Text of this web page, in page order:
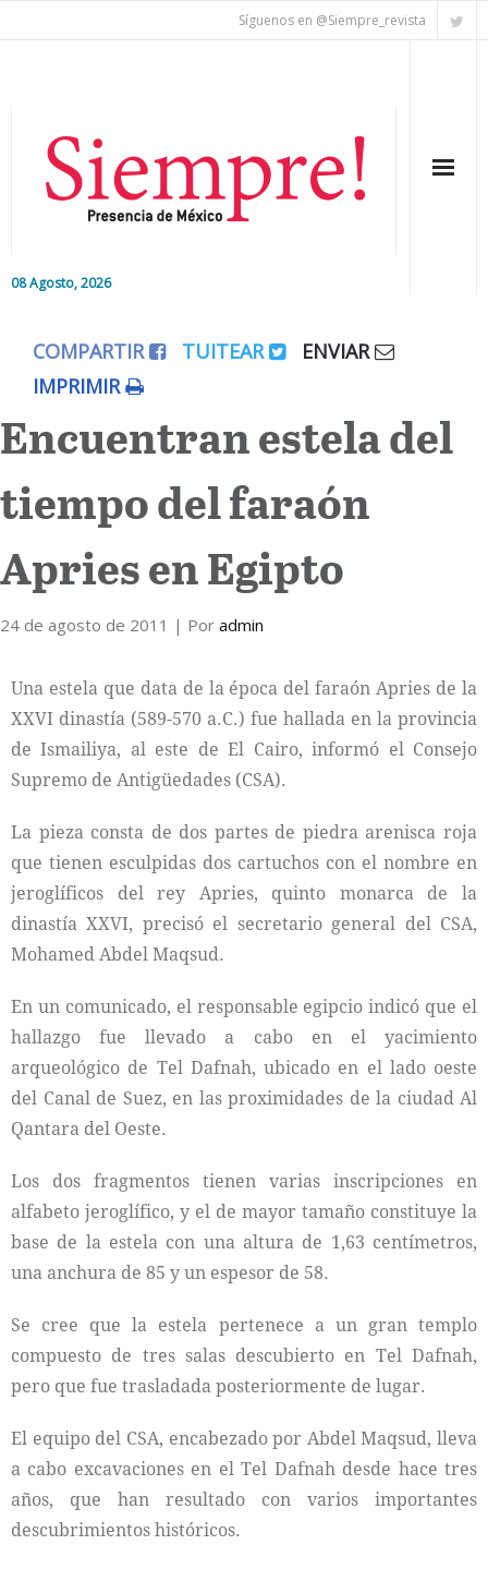
Síguenos en @Siempre_revista
08 Agosto, 2026
Editorial
Nacional
Internacional
Cultura
COMPARTIR TUITEAR
ENVIAR
IMPRIMIR
Encuentran estela del
tiempo del faraón
Apries en Egipto
24 de agosto de 2011 | Por admin
Una estela que data de la época del faraón Apries de la
XXVI dinastía (589-570 a.C.) fue hallada en la provincia
de Ismailiya, al este de El Cairo, informó el Consejo
Supremo de Antigüedades (CSA).
La pieza consta de dos partes de piedra arenisca roja
que tienen esculpidas dos cartuchos con el nombre en
jeroglíficos del rey Apries, quinto monarca de la
dinastía XXVI, precisó el secretario general del CSA,
Mohamed Abdel Maqsud.
En un comunicado, el responsable egipcio indicó que el
hallazgo fue llevado a cabo en el yacimiento
arqueológico de Tel Dafnah, ubicado en el lado oeste
del Canal de Suez, en las proximidades de la ciudad Al
Qantara del Oeste.
Los dos fragmentos tienen varias inscripciones en
alfabeto jeroglífico, y el de mayor tamaño constituye la
base de la estela con una altura de 1,63 centímetros,
una anchura de 85 y un espesor de 58.
Se cree que la estela pertenece a un gran templo
compuesto de tres salas descubierto en Tel Dafnah,
pero que fue trasladada posteriormente de lugar.
El equipo del CSA, encabezado por Abdel Maqsud, lleva
a cabo excavaciones en el Tel Dafnah desde hace tres
años, que han resultado con varios importantes
descubrimientos históricos.